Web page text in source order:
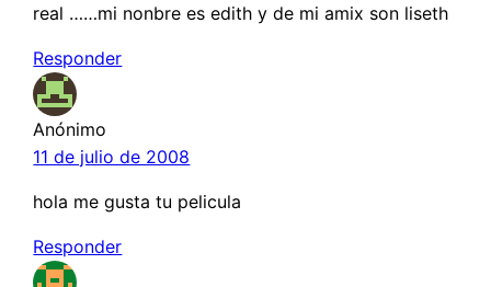
real ……mi nonbre es edith y de mi amix son liseth
Responder
Anónimo
11 de julio de 2008
hola me gusta tu pelicula
Responder